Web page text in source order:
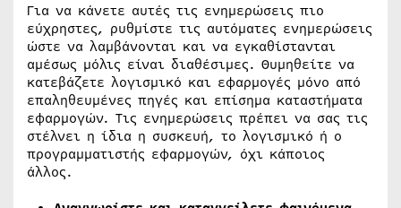
Για να κάνετε αυτές τις ενημερώσεις πιο
εύχρηστες, ρυθμίστε τις αυτόματες ενημερώσεις
ώστε να λαμβάνονται και να εγκαθίστανται
αμέσως μόλις είναι διαθέσιμες. Θυμηθείτε να
κατεβάζετε λογισμικό και εφαρμογές μόνο από
επαληθευμένες πηγές και επίσημα καταστήματα
εφαρμογών. Τις ενημερώσεις πρέπει να σας τις
στέλνει η ίδια η συσκευή, το λογισμικό ή ο
προγραμματιστής εφαρμογών, όχι κάποιος
άλλος.